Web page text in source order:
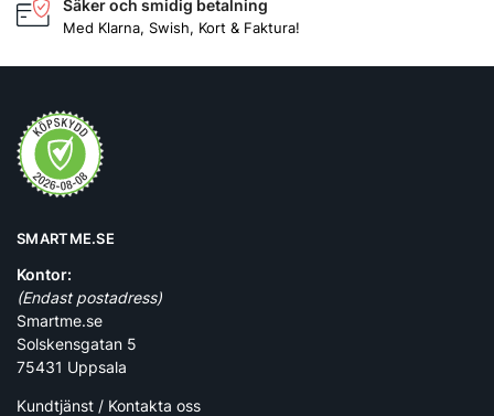
Säker och smidig betalning
Med Klarna, Swish, Kort & Faktura!
SMARTME.SE
Kontor:
(Endast postadress)
Smartme.se
Solskensgatan 5
75431 Uppsala
Kundtjänst / Kontakta oss